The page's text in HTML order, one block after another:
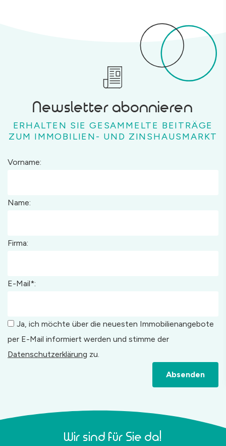
Newsletter abonnieren
ERHALTEN SIE GESAMMELTE BEITRÄGE
ZUM IMMOBILIEN- UND ZINSHAUSMARKT
Vorname:
Name:
Firma:
E-Mail*:
Ja, ich möchte über die neuesten Immobilienangebote
per E-Mail informiert werden und stimme der
Datenschutzerklärung zu.
Absenden
Wir sind für Sie da!